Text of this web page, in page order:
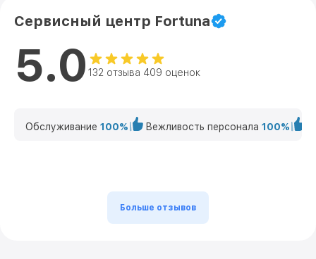
Сервисный центр Fortuna
5.0 132 отзыва 409 оценок
Обслуживание 100% Вежливость персонала 100%
Больше отзывов